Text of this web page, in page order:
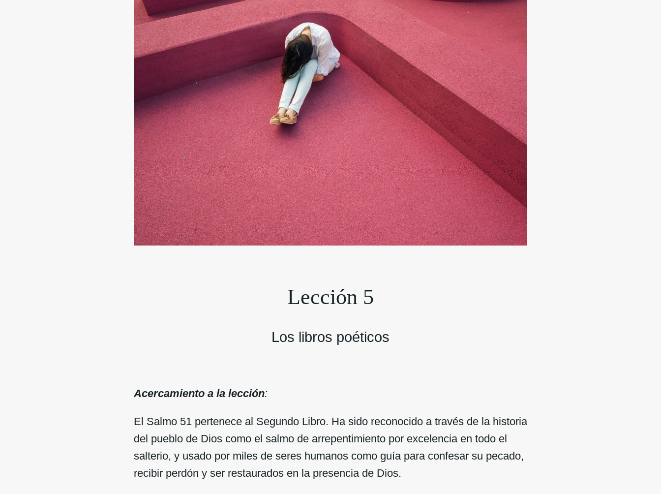
Lección 5
Los libros poéticos
Acercamiento a la lección:
El Salmo 51 pertenece al Segundo Libro. Ha sido reconocido a través de la historia
del pueblo de Dios como el salmo de arrepentimiento por excelencia en todo el
salterio, y usado por miles de seres humanos como guía para confesar su pecado,
recibir perdón y ser restaurados en la presencia de Dios.